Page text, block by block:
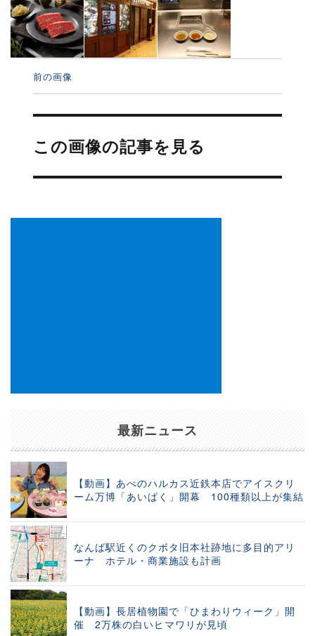
前の画像
投
ナ
ビ
ー
この画像の記事を見る
最新ニュース
【動画】あべのハルカス近鉄本店でアイスクリ
ーム万博「あいぱく」開幕 100種類以上が集結
なんば駅近くのクボタ旧本社跡地に多目的アリ
ーナ ホテル・商業施設も計画
【動画】長居植物園で「ひまわりウィーク」開
催 2万株の白いヒマワリが見頃